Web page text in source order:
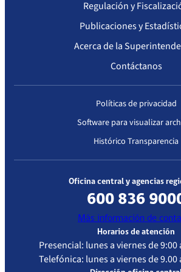
Regulación y
Publicaciones y
Acerca de la
Contáctanos
Políticas de privacidad
Software para visualizar
Histórico Transparencia
Oficina central y agencias
600 836
Más información de
Horarios de atención
Presencial: lunes a viernes de 9:00
Telefónica: lunes a viernes de 9.00